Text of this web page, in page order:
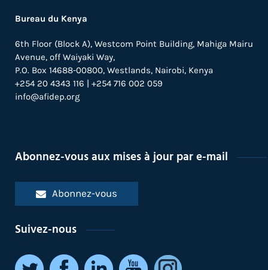
Bureau du Kenya
6th Floor (Block A), Westcom Point Building, Mahiga Mairu
Avenue, off Waiyaki Way,
P.O. Box 14688-00800, Westlands, Nairobi, Kenya
+254 20 4343 116 | +254 716 002 059
info@afidep.org
Abonnez-vous aux mises à jour par e-mail
Abonnez-vous
Suivez-nous